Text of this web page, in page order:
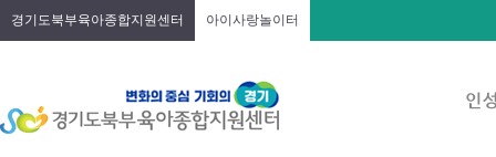
경기도북부육아종합지원센터 아이사랑놀이터